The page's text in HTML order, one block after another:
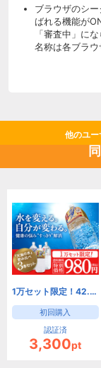
ブラウザのシ
ばれる機能が
「審査中」に
名称は各ブラウ
他のユー
1万セット限定！42.2％OFF！海洋深層水「天海の水」3種類お試しセット
初回購入
認証済
3,300pt